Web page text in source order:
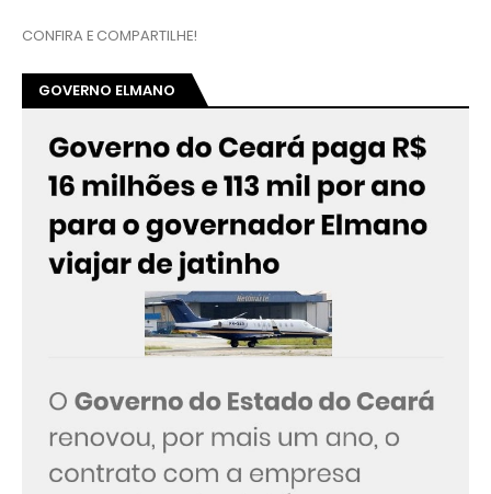
CONFIRA E COMPARTILHE!
GOVERNO ELMANO